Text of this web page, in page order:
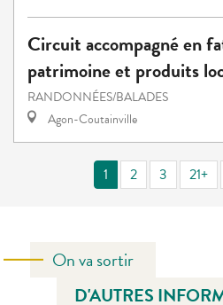
Circuit accompagné en
patrimoine et produits
RANDONNÉES/BALADES
Agon-Coutainville
1 2 3 21+
On va sortir
D'AUTRES